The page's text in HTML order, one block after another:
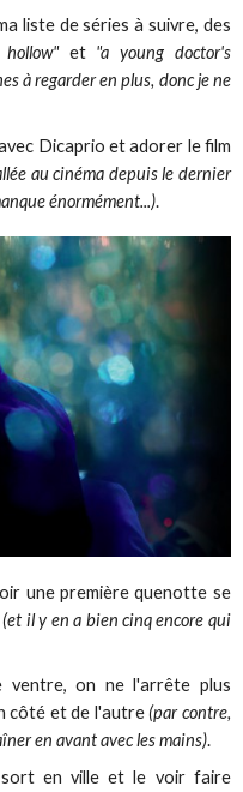
liste de séries à suivre, des
hollow"et "a young doctor's
à regarder en plus, donc je ne
Dicaprio et adorer le film
au cinéma depuis le dernier
énormément...).
une première quenotte se
(et il y en a bien cinq encore qui
on ne l'arrête plus
côté et de l'autre (par contre,
en avant avec les mains).
en ville et le voir faire